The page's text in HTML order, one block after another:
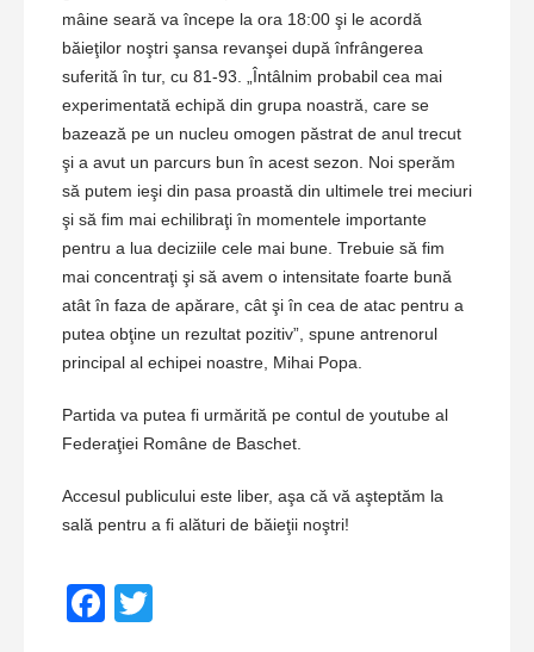
mâine seară va începe la ora 18:00 şi le acordă
băieţilor noştri şansa revanşei după înfrângerea
suferită în tur, cu 81-93. „Întâlnim probabil cea mai
experimentată echipă din grupa noastră, care se
bazează pe un nucleu omogen păstrat de anul trecut
şi a avut un parcurs bun în acest sezon. Noi sperăm
să putem ieşi din pasa proastă din ultimele trei meciuri
şi să fim mai echilibraţi în momentele importante
pentru a lua deciziile cele mai bune. Trebuie să fim
mai concentraţi şi să avem o intensitate foarte bună
atât în faza de apărare, cât şi în cea de atac pentru a
putea obţine un rezultat pozitiv”, spune antrenorul
principal al echipei noastre, Mihai Popa.
Partida va putea fi urmărită pe contul de youtube al
Federaţiei Române de Baschet.
Accesul publicului este liber, aşa că vă aşteptăm la
sală pentru a fi alături de băieţii noştri!
Facebook